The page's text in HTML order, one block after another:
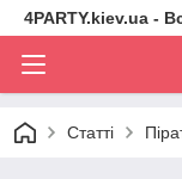
4PARTY.kiev.ua -
Статті